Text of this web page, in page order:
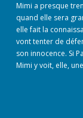
Mimi a presque
quand elle sera
elle fait la
vont tenter de
son innocence. Si
Mimi y voit, elle,